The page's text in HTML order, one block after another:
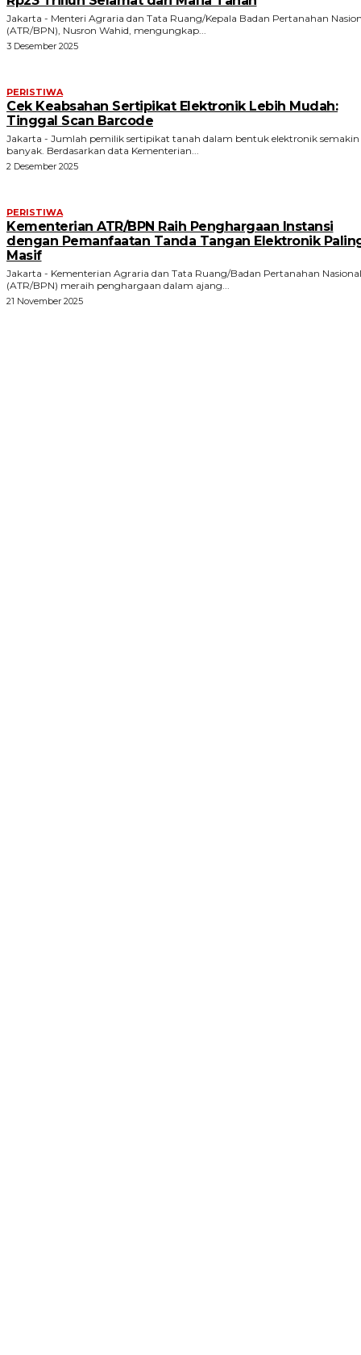
Jakarta - Menteri Agraria dan Tata Ruang/Kepala Badan Pertanahan
(ATR/BPN), Nusron Wahid, mengungkap...
3 Desember 2025
PERISTIWA
Cek Keabsahan Sertipikat Elektronik Lebih Mudah:
Tinggal Scan Barcode
Jakarta - Jumlah pemilik sertipikat tanah dalam bentuk elektronik semakin
banyak. Berdasarkan data Kementerian...
2 Desember 2025
PERISTIWA
Kementerian ATR/BPN Raih Penghargaan Instansi
dengan Pemanfaatan Tanda Tangan Elektronik
Masif
Jakarta - Kementerian Agraria dan Tata Ruang/Badan Pertanahan Nasional
(ATR/BPN) meraih penghargaan dalam ajang...
21 November 2025